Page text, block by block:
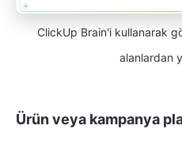
ClickUp Brain'i kullanarak
alanlardan
Ürün veya kampanya